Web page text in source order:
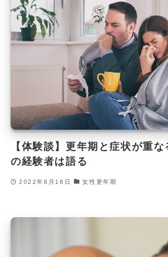
【体験談】更年期と症状が重
の経験者は語る
2022年8月16日 女性更年期